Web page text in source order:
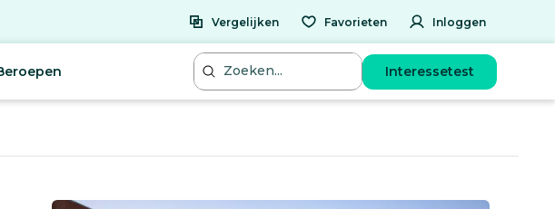
Vergelijken Favorieten Inloggen
Interessetest